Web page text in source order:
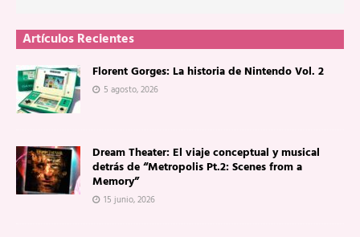
Artículos Recientes
Florent Gorges: La historia de Nintendo Vol. 2
5 agosto, 2026
Dream Theater: El viaje conceptual y musical
detrás de “Metropolis Pt.2: Scenes from a
Memory”
15 junio, 2026